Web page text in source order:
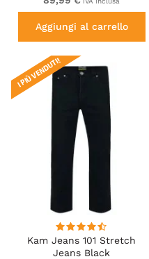
Aggiungi al carrello
Kam Jeans 101 Stretch
Jeans Black
I PIÙ VENDUTI!